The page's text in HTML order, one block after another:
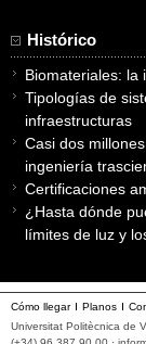
Histórico
Biomateriales: la
Tipologías de
infraestructuras
Casi dos
ingeniería
Certificaciones
¿Hasta dónde
límites de luz y
Cómo llegar Planos
Universitat Politècnica de